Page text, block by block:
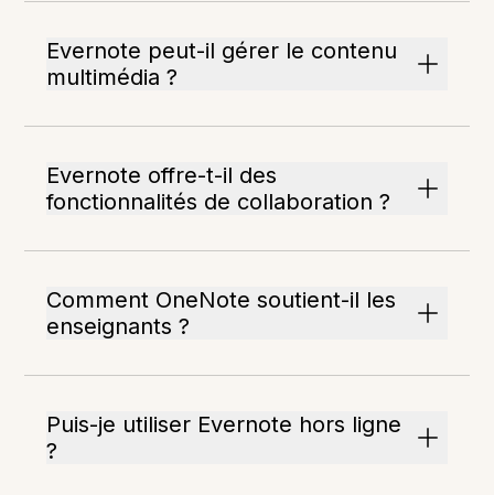
Evernote peut-il gérer le contenu
multimédia ?
Evernote offre-t-il des
fonctionnalités de collaboration ?
Comment OneNote soutient-il les
enseignants ?
Puis-je utiliser Evernote hors ligne
?